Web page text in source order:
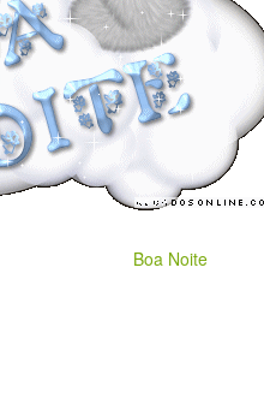
Boa Noite